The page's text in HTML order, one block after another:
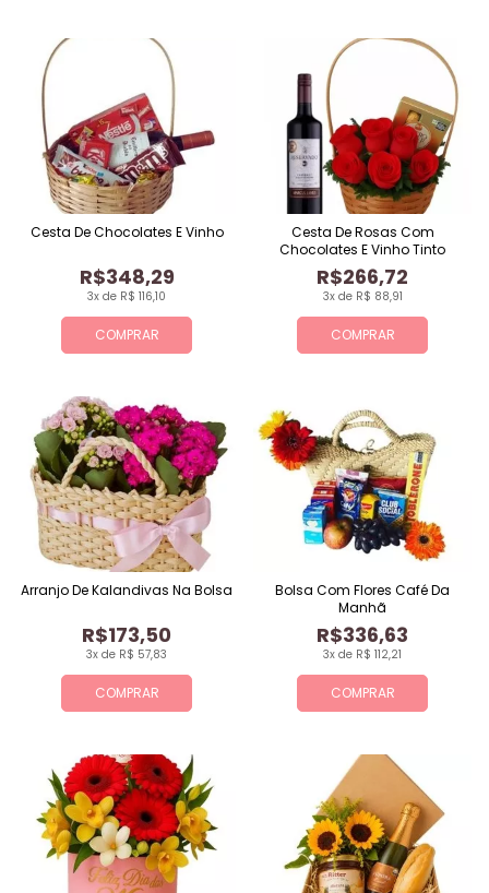
COMPRAR
3x de R$ 116,10
R$348,29
Cesta De Chocolates E Vinho
COMPRAR
3x de R$ 88,91
R$266,72
Cesta De Rosas Com
Chocolates E Vinho Tinto
COMPRAR
3x de R$ 57,83
R$173,50
Arranjo De Kalandivas Na Bolsa
COMPRAR
3x de R$ 112,21
R$336,63
Bolsa Com Flores Café Da
Manhã